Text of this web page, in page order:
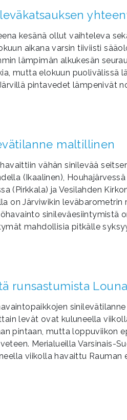
kesänä ollut vaihteleva
aikana varsin tiiviisti
lämpimän alkukesän
mutta elokuun puolivälissä
pintavedet lämpenivät
maltillinen
vähän sinilevää
(Ikaalinen),
(Pirkkala) ja Vesilahden
on Järviwikin
sinileväesiintymistä
mahdollisia pitkälle
runsastumista
levät ovat kuluneella
pintaan, mutta loppuviikon
Merialueilla Varsinais-
viikolla havaittu